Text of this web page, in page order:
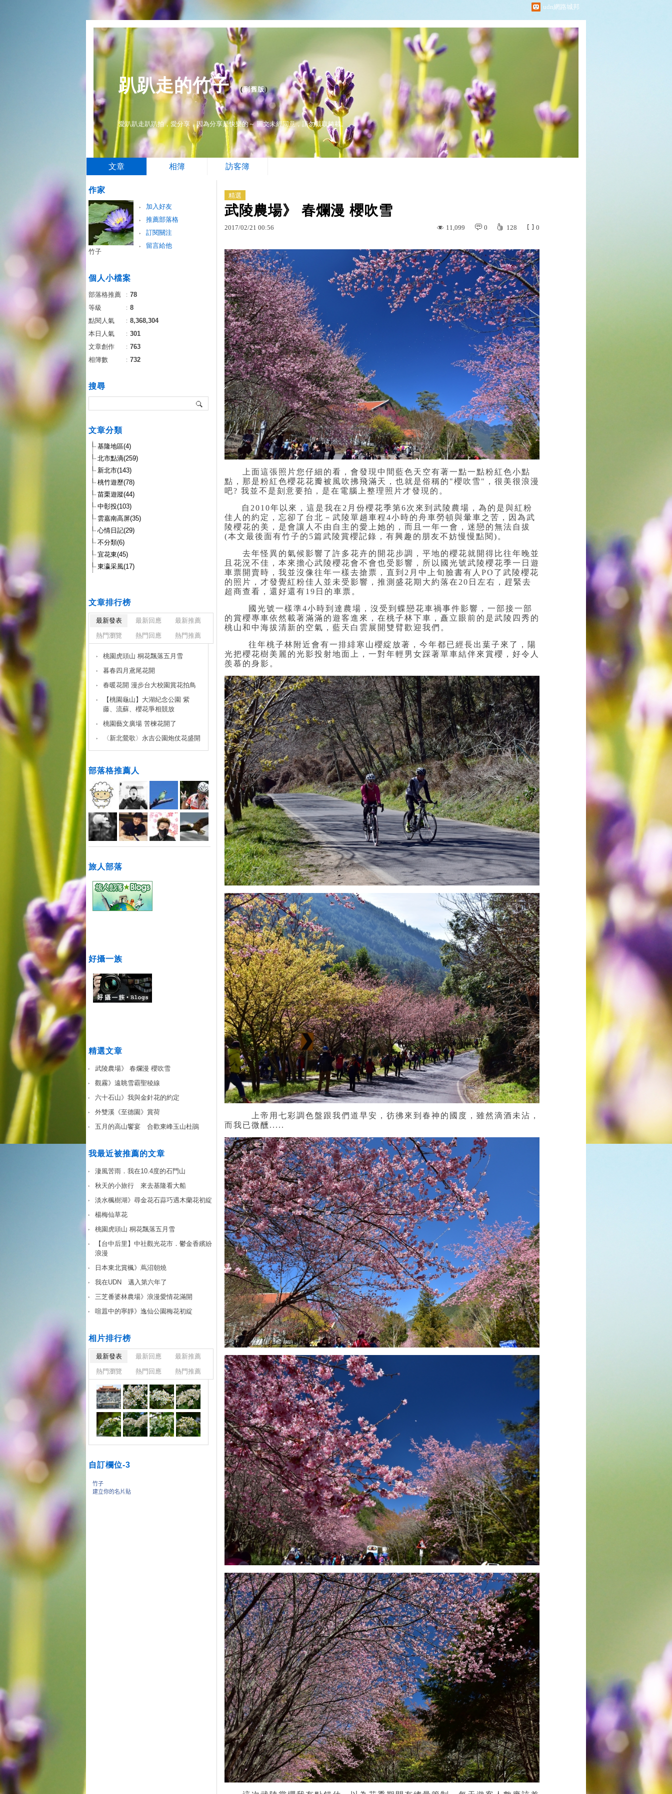
udn網路城邦
趴趴走的竹子（到舊版）
愛趴趴走趴趴拍，愛分享，因為分享是快樂的～ 圖文未經同意，請勿截取轉載。
文章 相簿 訪客簿
精選
武陵農場》 春爛漫 櫻吹雪
2017/02/21 00:56 11,099 0 128 0
上面這張照片您仔細的看 ，會發現中間藍色天空有著一點一點粉紅色小點
點 ，那是粉紅色櫻花花瓣被風吹拂飛滿天 ，也就是俗稱的"櫻吹雪" ，很美很浪漫
吧? 我並不是刻意要拍 ，是在電腦上整理照片才發現的 。
自2010年以來，這是我在2月份櫻花季第6次來到武陵農場，為的是與紅粉
佳人的約定，忘卻了台北－武陵單趟車程4小時的舟車勞頓與暈車之苦，
因為武
陵櫻花的美，是會讓人不由自主的愛上她的，而且一年一會，迷戀的無法自拔
(本文最後面有竹子的5篇武陵賞櫻記錄 ，有興趣的朋友不妨慢慢點閱) 。
去年怪異的氣候影響了許多花卉的開花步調，平地的櫻花就開得比往年晚並
且花況不佳，本來擔心武陵櫻花會不會也受影響，所以國光號武陵櫻花季一日遊
車票開賣時 ， 我並沒像往年一樣去搶票，直到2月中上旬臉書有人PO了武陵櫻花
的照片，才發覺紅粉佳人並未受影響，推測盛花期大約落在20日左右，趕緊去
超商查看 ，還好還有19日的車票。
國光號一樣準4小時到達 農場，沒受到蝶戀花車禍事件影響 ，一部接一部
的 賞櫻專車依然載著滿滿的遊客進來 ，在桃子林下車 ，矗立眼前的是武陵四秀的
桃山和中海拔清新的空氣 ， 藍天白雲 展開雙臂歡迎我們 。
往年桃子林附近會有一排緋寒山櫻綻放著 ，今年都已經長出葉子來了
，陽
光把櫻花樹美麗的光影投射地面上
，一對年輕男女踩著單車結伴來賞櫻 ，好令人
羨慕的身影 。
上帝用七彩調色盤跟我們道早安 ， 彷彿來到春神的國度 ，雖然滴酒未沾 ，
而我已微醺.....
作家
加入好友
推薦部落格
訂閱關注
留言給他
竹子
個人小檔案
部落格推薦 ： 78
等級
： 8
點閱人氣
： 8,368,304
本日人氣
： 301
文章創作
： 763
相簿數
： 732
搜尋
文章分類
基隆地區(4)
北市點滴(259)
新北市(143)
桃竹遊歷(78)
苗栗遊蹤(44)
中彰投(103)
雲嘉南高屏(35)
心情日記(29)
不分類(6)
宜花東(45)
東瀛采風(17)
文章排行榜
最新發表 最新回應
最新推薦
熱門瀏覽
熱門回應 熱門推薦
桃園虎頭山 桐花飄落五月雪
暮春四月鳶尾花開
春暖花開 漫步台大校園賞花拍鳥
【桃園龜山】大湖紀念公園 紫
藤、流蘇、櫻花爭相競放
桃園藝文廣場 苦楝花開了
〈新北鶯歌〉永吉公園炮仗花盛開
部落格推薦人
旅人部落
好攝一族
精選文章
武陵農場》 春爛漫 櫻吹雪
觀霧》遠眺雪霸聖稜線
六十石山》我與金針花的約定
外雙溪《至德園》賞荷
五月的高山饗宴 合歡東峰玉山杜鵑
我最近被推薦的文章
淒風苦雨．我在10.4度的石門山
秋天的小旅行 來去基隆看大船
淡水楓樹湖》尋金花石蒜巧遇木蘭花初綻
楊梅仙草花
桃園虎頭山 桐花飄落五月雪
【台中后里】中社觀光花市．鬱金香繽紛
浪漫
日本東北賞楓》蔦沼朝燒
我在UDN 邁入第六年了
三芝番婆林農場》浪漫愛情花滿開
喧囂中的寧靜》逸仙公園梅花初綻
相片排行榜
最新發表 最新回應
最新推薦
熱門瀏覽
熱門回應 熱門推薦
自訂欄位-3